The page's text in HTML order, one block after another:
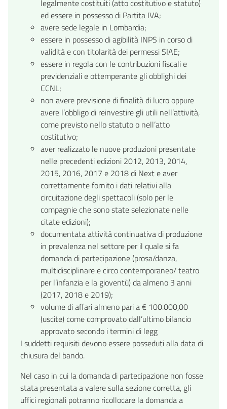
legalmente costituiti (atto costitutivo e statuto)
ed essere in possesso di Partita IVA;
avere sede legale in Lombardia;
essere in possesso di agibilità INPS in corso di
validità e con titolarità dei permessi SIAE;
essere in regola con le contribuzioni fiscali e
previdenziali e ottemperante gli obblighi dei
CCNL;
non avere previsione di finalità di lucro oppure
avere l’obbligo di reinvestire gli utili nell’attività,
come previsto nello statuto o nell’atto
costitutivo;
aver realizzato le nuove produzioni presentate
nelle precedenti edizioni 2012, 2013, 2014,
2015, 2016, 2017 e 2018 di Next e aver
correttamente fornito i dati relativi alla
circuitazione degli spettacoli (solo per le
compagnie che sono state selezionate nelle
citate edizioni);
documentata attività continuativa di produzione
in prevalenza nel settore per il quale si fa
domanda di partecipazione (prosa/danza,
multidisciplinare e circo contemporaneo/ teatro
per l’infanzia e la gioventù) da almeno 3 anni
(2017, 2018 e 2019);
volume di affari almeno pari a € 100.000,00
(uscite) come comprovato dall’ultimo bilancio
approvato secondo i termini di legg
I suddetti requisiti devono essere posseduti alla data di
chiusura del bando.
Nel caso in cui la domanda di partecipazione non fosse
stata presentata a valere sulla sezione corretta, gli
uffici regionali potranno ricollocare la domanda a